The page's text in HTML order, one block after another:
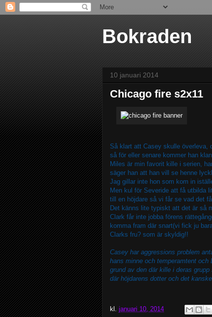
Bokraden
10 januari 2014
Chicago fire s2x11
Så klart att Casey skulle överleva,
så för eller senare kommer han
Miles är min favorit kille i serien,
säger han att han vill se henne
Jag gillar inte hon som kom in
Men kul för Severide att få utbilda
till en höjdare så vi får se vad det
Det känns lite typiskt att det är så
Clark får inte jobba förens
komma fram där snart(vi fick ju
Clarks fru? som är skyldig!!
Casey har aggressions problem
hans minne och temperamtent
grund av den där kille i deras
där höjdarens dotter och det
kl. januari 10, 2014